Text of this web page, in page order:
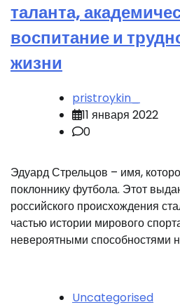
таланта,
воспитание и
жизни
pristroykin_
11 января 2022
0
Эдуард Стрельцов – имя,
поклоннику футбола. Этот
российского происхождения
частью истории мирового
невероятными способностями
Uncategorised